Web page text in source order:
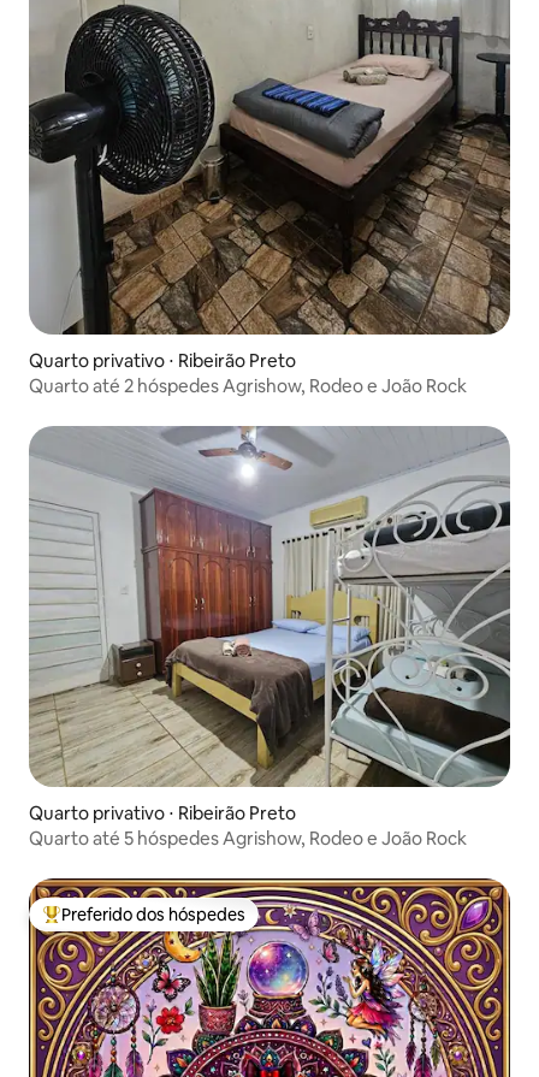
Quarto privativo ⋅ Ribeirão Preto
Quarto até 2 hóspedes Agrishow, Rodeo e João Rock
Quarto privativo ⋅ Ribeirão Preto
Quarto até 5 hóspedes Agrishow, Rodeo e João Rock
Entre os melhores preferidos dos hóspedes
Preferido dos hóspedes